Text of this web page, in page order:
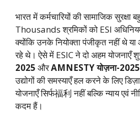
भारत में कर्मचारियों की सामाजिक सुरक्षा
Thousands श्रमिकों को ESI
क्योंकि उनके नियोक्ता पंजीकृत नहीं थे
रहे थे। ऐसे में ESIC ने दो अहम योजनाएँ
2025 औरAMNESTY योज़ना-2025
उद्योगों की समस्याएँ हल करने के लिए
योजनाएँ सिर्फ福利 नहीं बल्कि न्याय एवं
कदम हैं।